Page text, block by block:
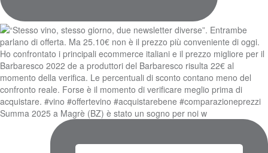
Summa 2025 a Magrè (BZ) è stato un sogno per noi w